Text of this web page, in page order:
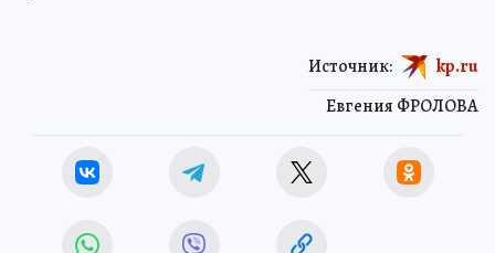
Евгения ФРОЛОВА
Источник: kp.ru